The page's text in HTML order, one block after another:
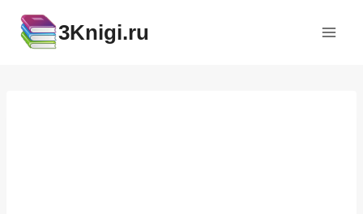
содержимому
3Knigi.ru